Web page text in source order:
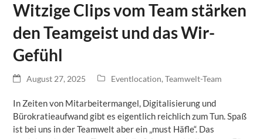
Witzige Clips vom Team stärken
den Teamgeist und das Wir-
Gefühl
August 27, 2025 Eventlocation,Teamwelt-Team
In Zeiten von Mitarbeitermangel, Digitalisierung und
Bürokratieaufwand gibt es eigentlich reichlich zum Tun. Spaß
ist bei uns in der Teamwelt aber ein „must Häfle“. Das